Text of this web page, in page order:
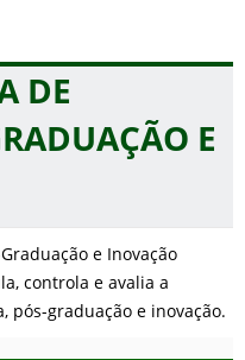
DE
E
e Inovação
controla e avalia a
pós-graduação e inovação.